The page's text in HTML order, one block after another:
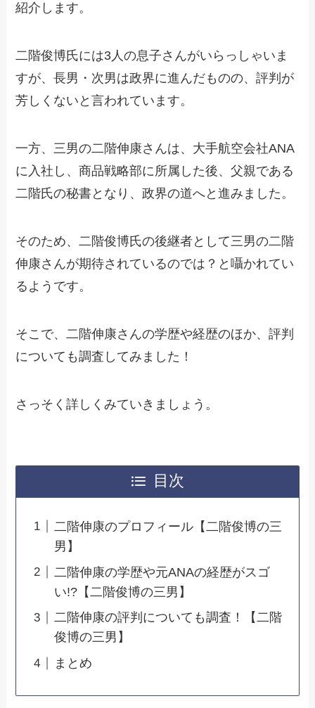
紹介します。
二階俊博氏には3人の息子さんがいらっしゃいま
すが、長男・次男は政界に進んだものの、評判が
芳しくないと言われています。
一方、三男の二階伸康さんは、大手航空会社ANA
に入社し、商品戦略部に所属した後、父親である
二階氏の秘書となり、政界の道へと進みました。
そのため、二階俊博氏の後継者として三男の二階
伸康さんが期待されているのでは？と囁かれてい
るようです。
そこで、二階伸康さんの学歴や経歴のほか、評判
についても調査してみました！
さっそく詳しくみていきましょう。
目次
二階伸康のプロフィール【二階俊博の三
男】
二階伸康の学歴や元ANAの経歴がスゴ
い!?【二階俊博の三男】
二階伸康の評判についても調査！【二階
俊博の三男】
まとめ